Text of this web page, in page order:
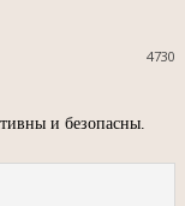
4730
и безопасны.